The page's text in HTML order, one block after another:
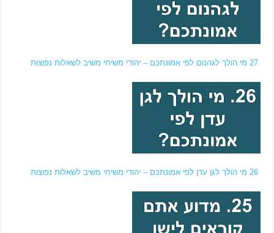
27 מי הולך לגהנום לפי אמונתכם – יהודי משיחי משיב לשאלות נפוצות
26 מי הולך לגן עדן לפי אמונתכם – יהודי משיחי משיב לשאלות נפוצות